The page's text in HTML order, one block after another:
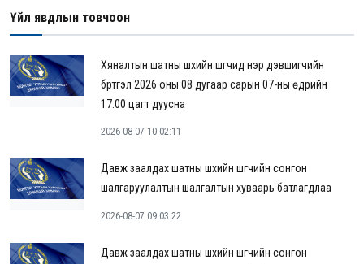
Үйл явдлын товчоон
Хяналтын шатны шүүхийн шүүгчид нэр дэвшигчийн
бүртгэл 2026 оны 08 дугаар сарын 07-ны өдрийн
17:00 цагт дуусна
2026-08-07 10:02:11
Давж заалдах шатны шүүхийн шүүгчийн сонгон
шалгаруулалтын шалгалтын хуваарь батлагдлаа
2026-08-07 09:03:22
Давж заалдах шатны шүүхийн шүүгчийн сонгон